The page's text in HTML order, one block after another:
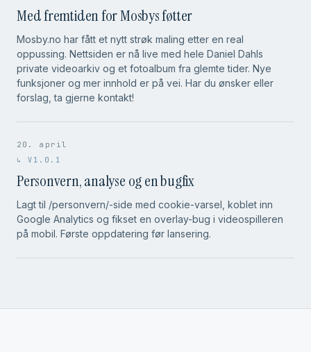
Med fremtiden for Mosbys føtter
Mosby.no har fått et nytt strøk maling etter en real
oppussing. Nettsiden er nå live med hele Daniel Dahls
private videoarkiv og et fotoalbum fra glemte tider. Nye
funksjoner og mer innhold er på vei. Har du ønsker eller
forslag, ta gjerne kontakt!
20. april
↳ V1.0.1
Personvern, analyse og en bugfix
Lagt til /personvern/-side med cookie-varsel, koblet inn
Google Analytics og fikset en overlay-bug i videospilleren
på mobil. Første oppdatering før lansering.